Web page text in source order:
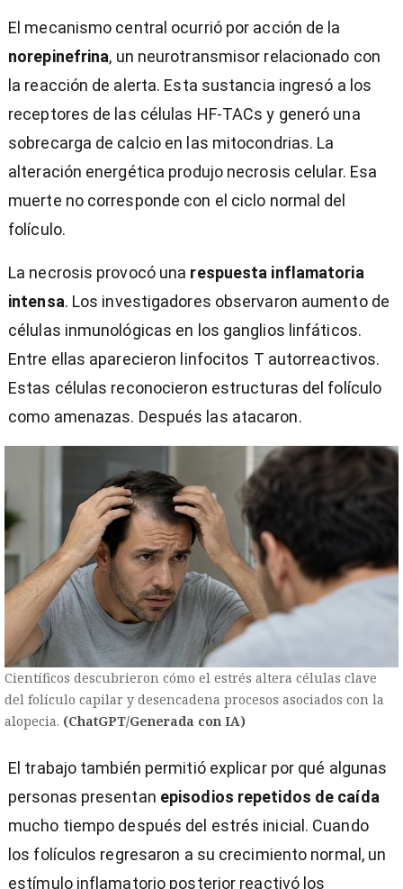
El mecanismo central ocurrió por acción de la
norepinefrina, un neurotransmisor relacionado con
la reacción de alerta. Esta sustancia ingresó a los
receptores de las células HF-TACs y generó una
sobrecarga de calcio en las mitocondrias. La
alteración energética produjo necrosis celular. Esa
muerte no corresponde con el ciclo normal del
folículo.
La necrosis provocó una respuesta inflamatoria
intensa. Los investigadores observaron aumento de
células inmunológicas en los ganglios linfáticos.
Entre ellas aparecieron linfocitos T autorreactivos.
Estas células reconocieron estructuras del folículo
como amenazas. Después las atacaron.
Científicos descubrieron cómo el estrés altera células clave
del folículo capilar y desencadena procesos asociados con la
alopecia. (ChatGPT/Generada con IA)
El trabajo también permitió explicar por qué algunas
personas presentan episodios repetidos de caída
mucho tiempo después del estrés inicial. Cuando
los folículos regresaron a su crecimiento normal, un
estímulo inflamatorio posterior reactivó los